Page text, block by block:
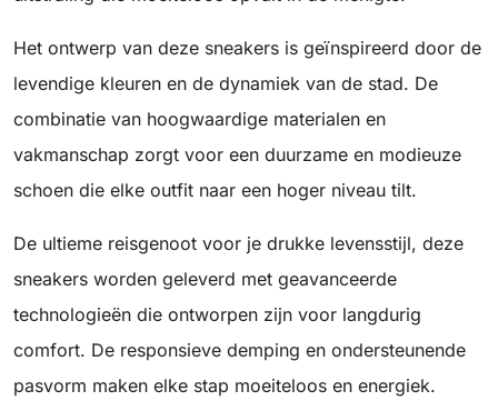
Het ontwerp van deze sneakers is geïnspireerd door de
levendige kleuren en de dynamiek van de stad. De
combinatie van hoogwaardige materialen en
vakmanschap zorgt voor een duurzame en modieuze
schoen die elke outfit naar een hoger niveau tilt.
De ultieme reisgenoot voor je drukke levensstijl, deze
sneakers worden geleverd met geavanceerde
technologieën die ontworpen zijn voor langdurig
comfort. De responsieve demping en ondersteunende
pasvorm maken elke stap moeiteloos en energiek.